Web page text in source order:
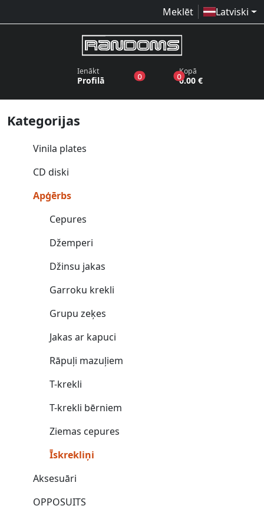
Meklēt Latviski
Ienākt
Profilā 0produkti vēlmju sarakstā
0produkti grozā
Kopā
0.00 €
Kategorijas
Vinila plates
CD diski
Apģērbs
Cepures
Džemperi
Džinsu jakas
Garroku krekli
Grupu zeķes
Jakas ar kapuci
Rāpuļi mazuļiem
T-krekli
T-krekli bērniem
Ziemas cepures
Īskrekliņi
Aksesuāri
OPPOSUITS